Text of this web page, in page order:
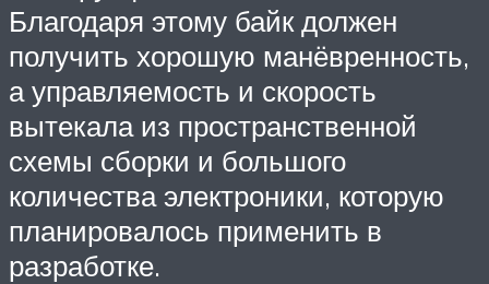
Благодаря этому байк должен
получить хорошую манёвренность,
а управляемость и скорость
вытекала из пространственной
схемы сборки и большого
количества электроники, которую
планировалось применить в
разработке.